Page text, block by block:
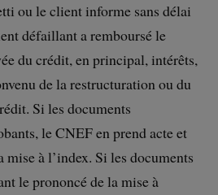
ou le client informe sans délai
défaillant a remboursé le
du crédit, en principal, intérêts,
de la restructuration ou du
Si les documents
le CNEF en prend acte et
mise à l’index. Si les documents
le prononcé de la mise à